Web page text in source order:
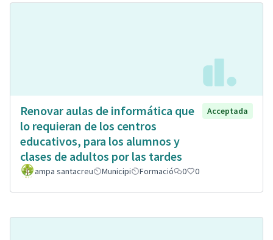
Renovar aulas de informática que
lo requieran de los centros
educativos, para los alumnos y
clases de adultos por las tardes
Acceptada
ampa santacreu Municipi Formació 0 0